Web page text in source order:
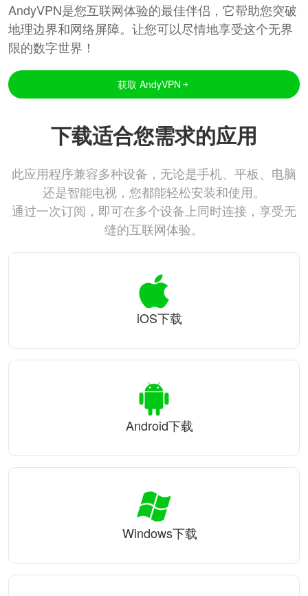
AndyVPN是您互联网体验的最佳伴侣，它帮助您突破
地理边界和网络屏障。让您可以尽情地享受这个无界
限的数字世界！
获取 AndyVPN
下载适合您需求的应用
此应用程序兼容多种设备，无论是手机、平板、电脑
还是智能电视，您都能轻松安装和使用。
通过一次订阅，即可在多个设备上同时连接，享受无
缝的互联网体验。
iOS下载
Android下载
Windows下载